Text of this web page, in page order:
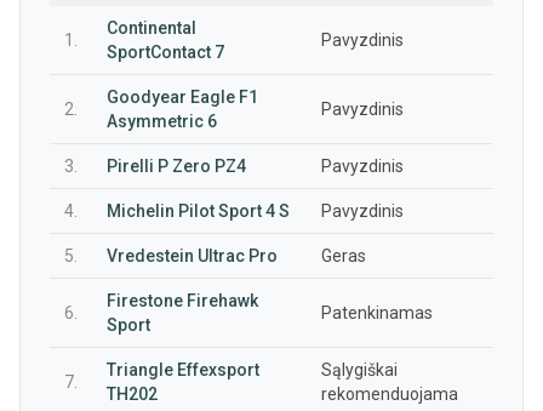
1.
Continental
SportContact 7
Pavyzdinis
2.
Goodyear Eagle F1
Asymmetric 6
Pavyzdinis
3. Pirelli P Zero PZ4 Pavyzdinis
4. Michelin Pilot Sport 4 S Pavyzdinis
5. Vredestein Ultrac Pro Geras
6.
Firestone Firehawk
Sport
Patenkinamas
7.
Triangle Effexsport
TH202
Sąlygiškai
rekomenduojama